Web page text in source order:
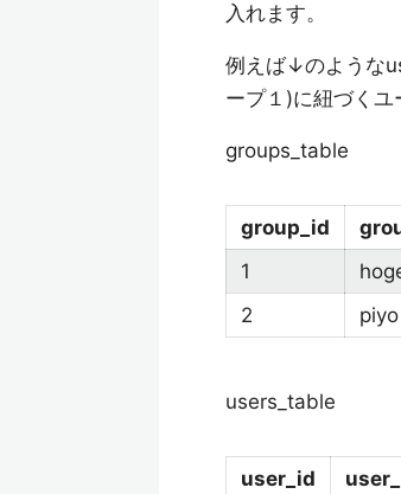
入れます。
例えば↓のような
ープ１)に紐づくユ
groups_table
group_id
1
2
piyo
users_table
user_id